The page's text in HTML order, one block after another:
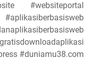
#websiteportal
#duniamu38.com